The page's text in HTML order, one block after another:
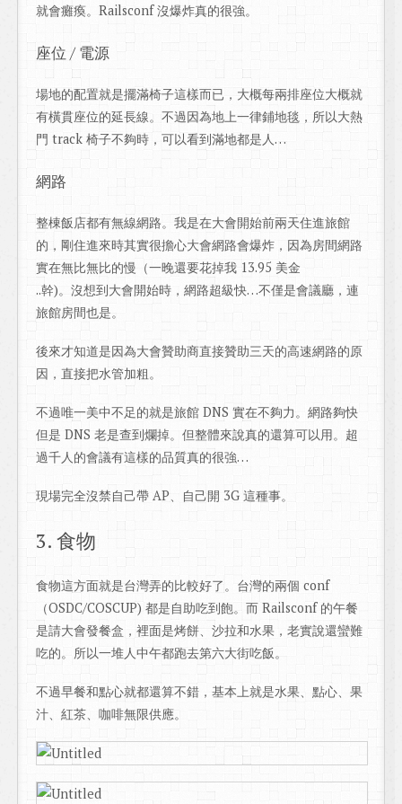
就會癱瘓。Railsconf 沒爆炸真的很強。
座位 / 電源
場地的配置就是擺滿椅子這樣而已，大概每兩排座位大概就
有橫貫座位的延長線。不過因為地上一律鋪地毯，所以大熱
門 track 椅子不夠時，可以看到滿地都是人…
網路
整棟飯店都有無線網路。我是在大會開始前兩天住進旅館
的，剛住進來時其實很擔心大會網路會爆炸，因為房間網路
實在無比無比的慢（一晚還要花掉我 13.95 美金
..幹)。沒想到大會開始時，網路超級快…不僅是會議廳，連
旅館房間也是。
後來才知道是因為大會贊助商直接贊助三天的高速網路的原
因，直接把水管加粗。
不過唯一美中不足的就是旅館 DNS 實在不夠力。網路夠快
但是 DNS 老是查到爛掉。但整體來說真的還算可以用。超
過千人的會議有這樣的品質真的很強…
現場完全沒禁自己帶 AP、自己開 3G 這種事。
3. 食物
食物這方面就是台灣弄的比較好了。台灣的兩個 conf
（OSDC/COSCUP) 都是自助吃到飽。而 Railsconf 的午餐
是請大會發餐盒，裡面是烤餅、沙拉和水果，老實說還蠻難
吃的。所以一堆人中午都跑去第六大街吃飯。
不過早餐和點心就都還算不錯，基本上就是水果、點心、果
汁、紅茶、咖啡無限供應。